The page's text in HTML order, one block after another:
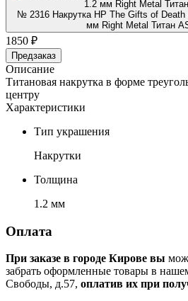
№ 2316 Накрутка HP The Gifts of
мм Right Metal Титан
1850 ₽
Предзаказ
Описание
Титановая накрутка в форме
центру
Характеристики
Тип украшения
Накрутки
Толщина
1.2 мм
Оплата
При заказе в городе Кирове вы
забрать оформленные товары в
Свободы, д.57, оплатив их при